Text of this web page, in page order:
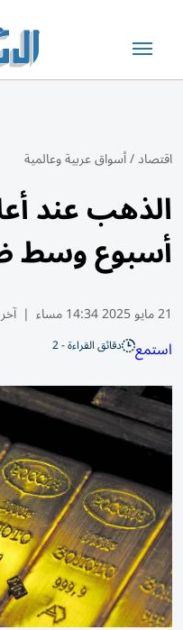
اقتصاد/أسواق عربية وعالمية
الذهب عند
أسبوع وسط
21 مايو 2025 14:34 مساء |
استمع دقائق القراءة - 2